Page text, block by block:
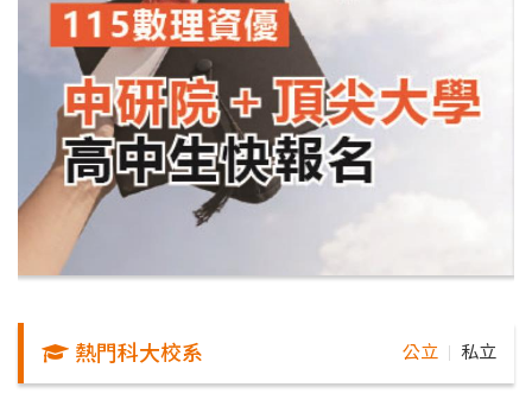
熱門科大校系 公立 私立